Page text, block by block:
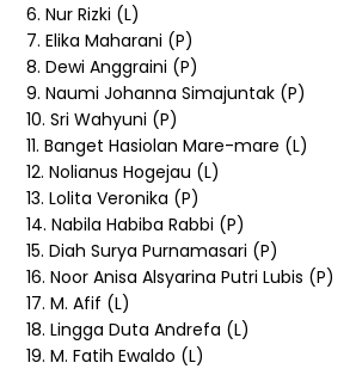
6. Nur Rizki (L)
7. Elika Maharani (P)
8. Dewi Anggraini (P)
9. Naumi Johanna Simajuntak (P)
10. Sri Wahyuni (P)
11. Banget Hasiolan Mare-mare (L)
12. Nolianus Hogejau (L)
13. Lolita Veronika (P)
14. Nabila Habiba Rabbi (P)
15. Diah Surya Purnamasari (P)
16. Noor Anisa Alsyarina Putri Lubis (P)
17. M. Afif (L)
18. Lingga Duta Andrefa (L)
19. M. Fatih Ewaldo (L)